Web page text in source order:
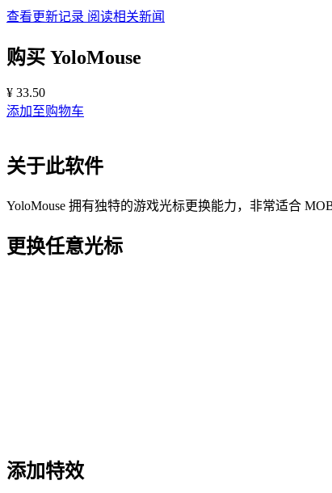
查看更新记录 阅读相关新闻
购买 YoloMouse
¥ 33.50
添加至购物车
关于此软件
YoloMouse 拥有独特的游戏光标更换能力，非常适合
更换任意光标
添加特效